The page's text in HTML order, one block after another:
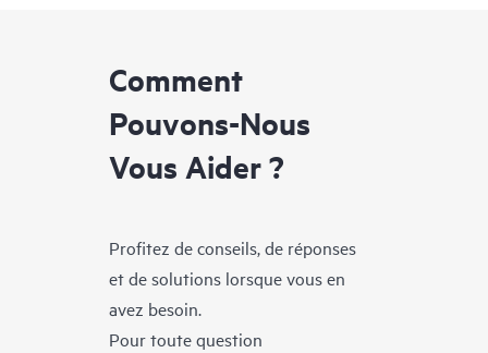
Comment
Pouvons-Nous
Vous Aider ?
Profitez de conseils, de réponses
et de solutions lorsque vous en
avez besoin.
Pour toute question